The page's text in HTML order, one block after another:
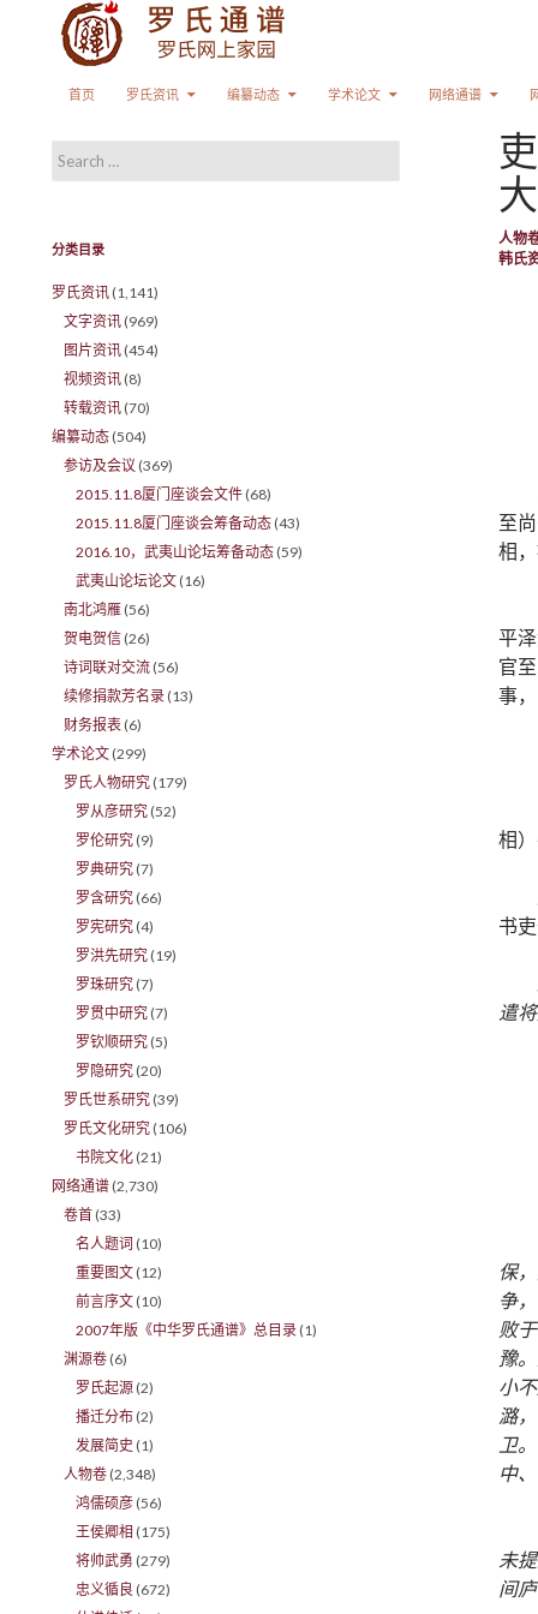
首页
罗氏资讯 编纂动态 学术论文 网络通谱
人物
韩氏
至
相
平
官
事
相
书
遣
保
争
败
豫
小
潞
卫
中
未
间
Search for:
分类目录
罗氏资讯 (1,141)
文字资讯 (969)
图片资讯 (454)
视频资讯 (8)
转载资讯 (70)
编纂动态 (504)
参访及会议 (369)
2015.11.8厦门座谈会文件 (68)
2015.11.8厦门座谈会筹备动态 (43)
2016.10，武夷山论坛筹备动态 (59)
武夷山论坛论文 (16)
南北鸿雁 (56)
贺电贺信 (26)
诗词联对交流 (56)
续修捐款芳名录 (13)
财务报表 (6)
学术论文 (299)
罗氏人物研究 (179)
罗从彦研究 (52)
罗伦研究 (9)
罗典研究 (7)
罗含研究 (66)
罗宪研究 (4)
罗洪先研究 (19)
罗珠研究 (7)
罗贯中研究 (7)
罗钦顺研究 (5)
罗隐研究 (20)
罗氏世系研究 (39)
罗氏文化研究 (106)
书院文化 (21)
网络通谱 (2,730)
卷首 (33)
名人题词 (10)
重要图文 (12)
前言序文 (10)
2007年版《中华罗氏通谱》总目录 (1)
渊源卷 (6)
罗氏起源 (2)
播迁分布 (2)
发展简史 (1)
人物卷 (2,348)
鸿儒硕彦 (56)
王侯卿相 (175)
将帅武勇 (279)
忠义循良 (672)